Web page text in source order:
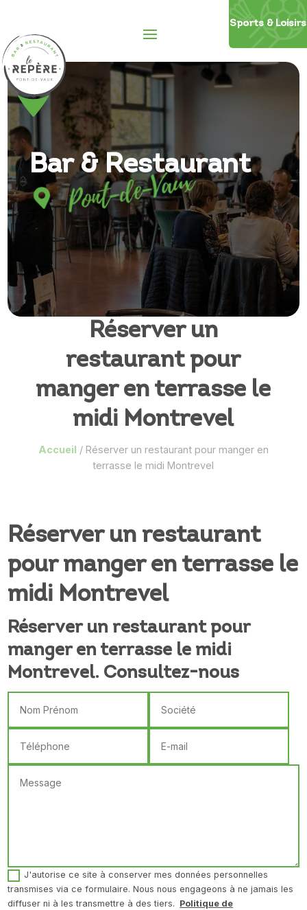
Sports&Loisirs
Bar & Restaurant
 Pont-de-Vaux
Réserver un
restaurant pour
manger en terrasse le
midi Montrevel
Accueil / Réserver un restaurant pour manger en
terrasse le midi Montrevel
Réserver un restaurant
pour manger en terrasse le
midi Montrevel
Réserver un restaurant pour
manger en terrasse le midi
Montrevel. Consultez-nous
J'autorise ce site à conserver mes données personnelles
transmises via ce formulaire. Nous nous engageons à ne jamais les
diffuser ni à les transmettre à des tiers. Politique de